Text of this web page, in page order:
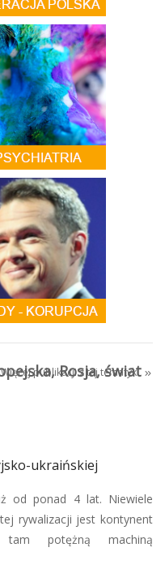
Rosja, świat
Więcej publikacji z tej tematyki
ukraińskiej
od ponad 4 lat. Niewiele
rywalizacji jest kontynent
tam potężną machiną